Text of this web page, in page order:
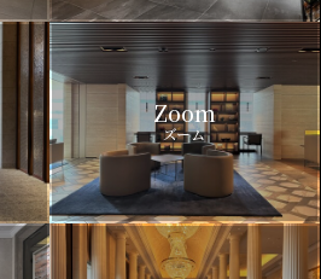
Zoom
ズーム